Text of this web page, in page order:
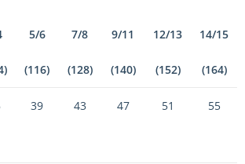
5/6
(116)
7/8
(128)
9/11
(140)
12/13
(152)
14/15
(164)
39 43 47 51 55